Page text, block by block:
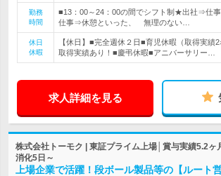
勤務
時間
■13：00～24：00の間でシフト制★出社⇒仕
仕事⇒休憩といった、 無理のない…
休日
休暇
【休日】■完全週休２日■育児休暇（取得実
取得実績あり！■慶弔休暇■アニバーサリー…
求人詳細を見る
株式会社トーモク | 東証プライム上場│賞与実績5.2
消化5日～
上場企業で活躍！段ボール製品等の【ルート